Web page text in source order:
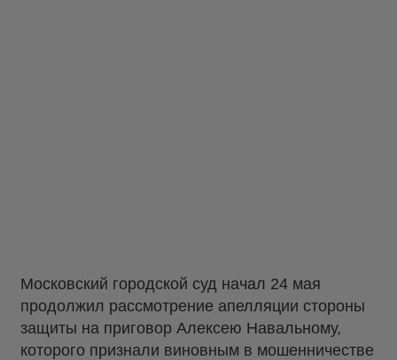
Московский городской суд начал 24 мая
продолжил рассмотрение апелляции стороны
защиты на приговор Алексею Навальному,
которого признали виновным в мошенничестве